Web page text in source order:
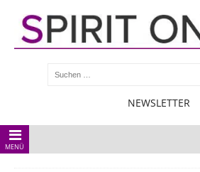
NEWSLETTER
MENÜ